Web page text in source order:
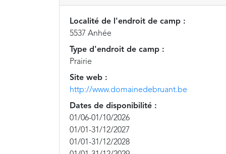
Localité de l'endroit de camp :
5537 Anhée
Type d'endroit de camp :
Prairie
Site web :
http://www.domainedebruant.be
Dates de disponibilité :
01/06-01/10/2026
01/01-31/12/2027
01/01-31/12/2028